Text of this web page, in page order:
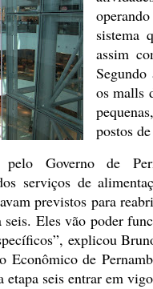
sistema
assim
Segundo
os malls
postos
peloGoverno de
serviços de
previstos para
seis. Eles vão poder
explicou
Econômico de
etapa seis entrar em